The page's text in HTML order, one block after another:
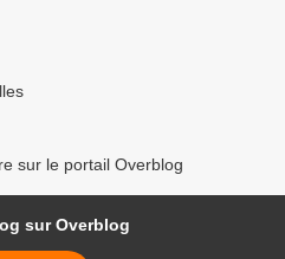
sur le portail Overblog
sur Overblog